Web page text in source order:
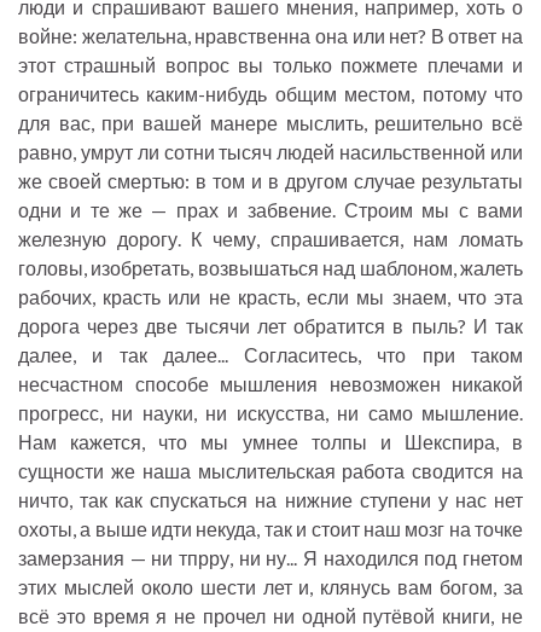
люди и спрашивают вашего мнения, например, хоть о
войне: желательна, нравственна она или нет? В ответ на
этот страшный вопрос вы только пожмете плечами и
ограничитесь каким-нибудь общим местом, потому что
для вас, при вашей манере мыслить, решительно всё
равно, умрут ли сотни тысяч людей насильственной или
же своей смертью: в том и в другом случае результаты
одни и те же — прах и забвение. Строим мы с вами
железную дорогу. К чему, спрашивается, нам ломать
головы, изобретать, возвышаться над шаблоном, жалеть
рабочих, красть или не красть, если мы знаем, что эта
дорога через две тысячи лет обратится в пыль? И так
далее, и так далее... Согласитесь, что при таком
несчастном способе мышления невозможен никакой
прогресс, ни науки, ни искусства, ни само мышление.
Нам кажется, что мы умнее толпы и Шекспира, в
сущности же наша мыслительская работа сводится на
ничто, так как спускаться на нижние ступени у нас нет
охоты, а выше идти некуда, так и стоит наш мозг на точке
замерзания — ни тпрру, ни ну... Я находился под гнетом
этих мыслей около шести лет и, клянусь вам богом, за
всё это время я не прочел ни одной путёвой книги, не